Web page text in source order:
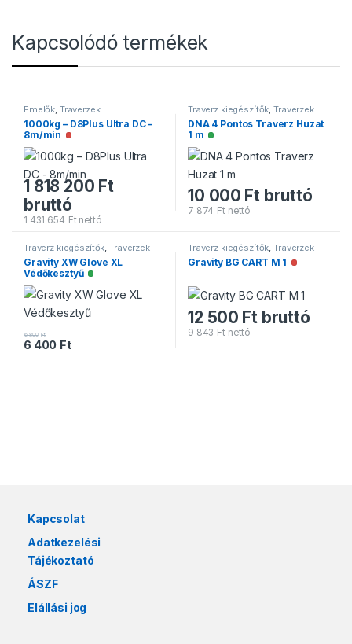
Kapcsolódó termékek
Emelők, Traverzek
1000kg – D8Plus Ultra DC –
8m/min Nincs raktáron
1 818 200 Ft
bruttó
1 431 654 Ftnettó
Traverz kiegészítők,Traverzek
DNA 4 Pontos Traverz Huzat
1 m Elérhető
10 000 Ftbruttó
7 874 Ft nettó
Traverz kiegészítők ,Traverzek
Gravity XW Glove XL
Védőkesztyű Elérhető
6 800 Ft
6 400 Ft
Traverz kiegészítők ,Traverzek
Gravity BG CART M 1 Nincs
12 500 Ft bruttó
9 843 Ft nettó
Kapcsolat
Adatkezelési
Tájékoztató
ÁSZF
Elállási jog